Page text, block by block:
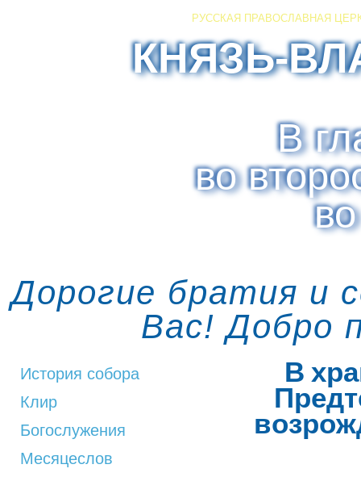
РУССКАЯ ПРАВОСЛАВНАЯ
КНЯЗЬ-
В
во
Дорогие братия и
Вас! Добро
История собора
Клир
Богослужения
Месяцеслов
В